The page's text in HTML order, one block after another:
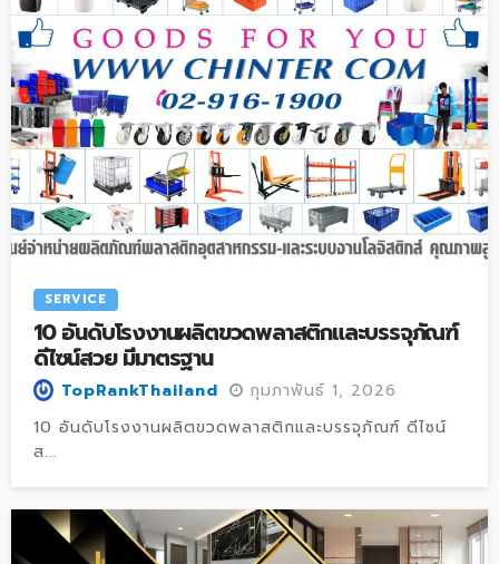
SERVICE
10 อันดับโรงงานผลิตขวดพลาสติกและบรรจุภัณฑ์
ดีไซน์สวย มีมาตรฐาน
TopRankThailand
กุมภาพันธ์ 1, 2026
10 อันดับโรงงานผลิตขวดพลาสติกและบรรจุภัณฑ์ ดีไซน์
ส...